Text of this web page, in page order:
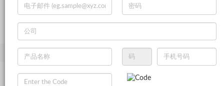
产品 家用纺织品 床罩